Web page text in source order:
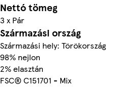
Nettó tömeg
3 x Pár
Származási ország
Származási hely: Törökország
98% nejlon
2% elasztán
FSC® C151701 - Mix